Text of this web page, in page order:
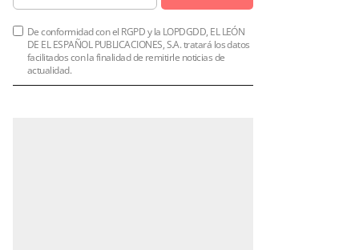
De conformidad con el RGPD y la LOPDGDD, EL LEÓN
DE EL ESPAÑOL PUBLICACIONES, S.A. tratará los datos
facilitados con la finalidad de remitirle noticias de
actualidad.